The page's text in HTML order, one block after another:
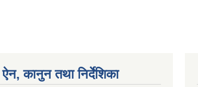
ऐन, कानुन तथा निर्देशिका